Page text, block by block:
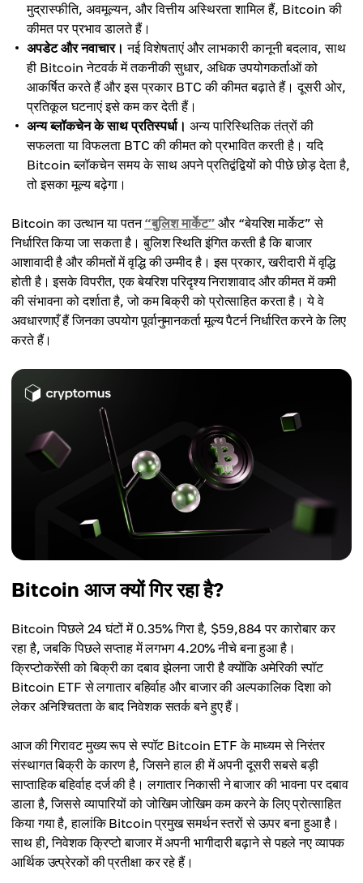
मुद्रास्फीति, अवमूल्यन, और वित्तीय अस्थिरता शामिल हैं, Bitcoin की
कीमत पर प्रभाव डालते हैं।
अपडेट और नवाचार। नई विशेषताएं और लाभकारी कानूनी बदलाव, साथ
ही Bitcoin नेटवर्क में तकनीकी सुधार, अधिक उपयोगकर्ताओं को
आकर्षित करते हैं और इस प्रकार BTC की कीमत बढ़ाते हैं। दूसरी ओर,
प्रतिकूल घटनाएं इसे कम कर देती हैं।
अन्य ब्लॉकचेन के साथ प्रतिस्पर्धा। अन्य पारिस्थितिक तंत्रों की
सफलता या विफलता BTC की कीमत को प्रभावित करती है। यदि
Bitcoin ब्लॉकचेन समय के साथ अपने प्रतिद्वंद्वियों को पीछे छोड़ देता है,
तो इसका मूल्य बढ़ेगा।
Bitcoin का उत्थान या पतन“बुलिश मार्केट” और “बेयरिश मार्केट” से
निर्धारित किया जा सकता है। बुलिश स्थिति इंगित करती है कि बाजार
आशावादी है और कीमतों में वृद्धि की उम्मीद है। इस प्रकार, खरीदारी में वृद्धि
होती है। इसके विपरीत, एक बेयरिश परिदृश्य निराशावाद और कीमत में कमी
की संभावना को दर्शाता है, जो कम बिक्री को प्रोत्साहित करता है। ये वे
अवधारणाएँ हैं जिनका उपयोग पूर्वानुमानकर्ता मूल्य पैटर्न निर्धारित करने के लिए
करते हैं।
Bitcoin आज क्यों गिर रहा है?
Bitcoin पिछले 24 घंटों में 0.35% गिरा है, $59,884 पर कारोबार कर
रहा है, जबकि पिछले सप्ताह में लगभग 4.20% नीचे बना हुआ है।
क्रिप्टोकरेंसी को बिक्री का दबाव झेलना जारी है क्योंकि अमेरिकी स्पॉट
Bitcoin ETF से लगातार बहिर्वाह और बाजार की अल्पकालिक दिशा को
लेकर अनिश्चितता के बाद निवेशक सतर्क बने हुए हैं।
आज की गिरावट मुख्य रूप से स्पॉट Bitcoin ETF के माध्यम से निरंतर
संस्थागत बिक्री के कारण है, जिसने हाल ही में अपनी दूसरी सबसे बड़ी
साप्ताहिक बहिर्वाह दर्ज की है। लगातार निकासी ने बाजार की भावना पर दबाव
डाला है, जिससे व्यापारियों को जोखिम जोखिम कम करने के लिए प्रोत्साहित
किया गया है, हालांकि Bitcoin प्रमुख समर्थन स्तरों से ऊपर बना हुआ है।
साथ ही, निवेशक क्रिप्टो बाजार में अपनी भागीदारी बढ़ाने से पहले नए व्यापक
आर्थिक उत्प्रेरकों की प्रतीक्षा कर रहे हैं।